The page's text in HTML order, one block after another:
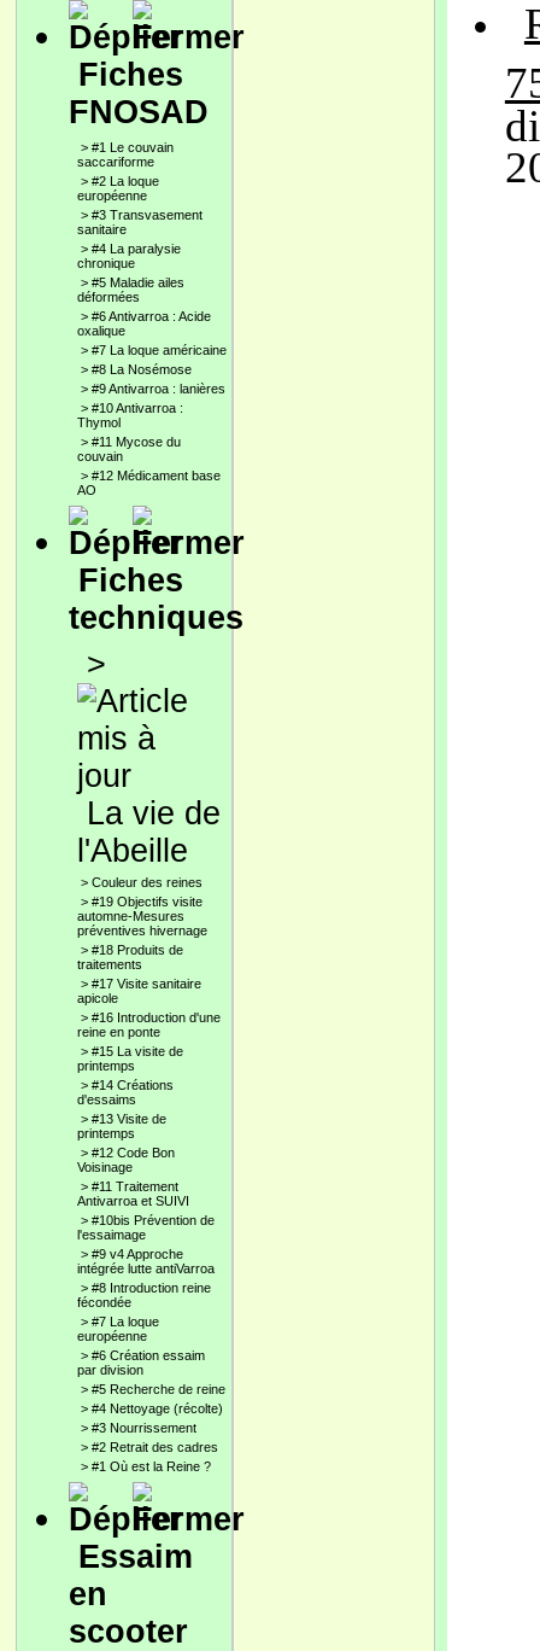
Fiches
FNOSAD
> #1 Le couvain
saccariforme
> #2 La loque
européenne
> #3 Transvasement
sanitaire
> #4 La paralysie
chronique
> #5 Maladie ailes
déformées
> #6 Antivarroa : Acide
oxalique
> #7 La loque américaine
> #8 La Nosémose
> #9 Antivarroa : lanières
> #10 Antivarroa :
Thymol
> #11 Mycose du
couvain
> #12 Médicament base
AO
Fiches
techniques
>
La vie de
l'Abeille
> Couleur des reines
> #19 Objectifs visite
automne-Mesures
préventives hivernage
> #18 Produits de
traitements
> #17 Visite sanitaire
apicole
> #16 Introduction d'une
reine en ponte
> #15 La visite de
printemps
> #14 Créations
d'essaims
> #13 Visite de
printemps
> #12 Code Bon
Voisinage
> #11 Traitement
Antivarroa et SUIVI
> #10bis Prévention de
l'essaimage
> #9 v4 Approche
intégrée lutte antiVarroa
> #8 Introduction reine
fécondée
> #7 La loque
européenne
> #6 Création essaim
par division
> #5 Recherche de reine
> #4 Nettoyage (récolte)
> #3 Nourrissement
> #2 Retrait des cadres
> #1 Où est la Reine ?
Essaim
en
scooter